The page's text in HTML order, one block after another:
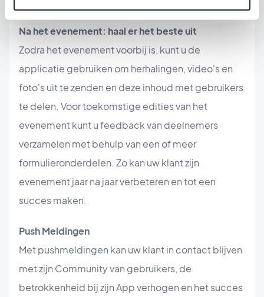
Na het evenement: haal er het beste uit
Zodra het evenement voorbij is, kunt u de
applicatie gebruiken om herhalingen, video's en
foto's uit te zenden en deze inhoud met gebruikers
te delen. Voor toekomstige edities van het
evenement kunt u feedback van deelnemers
verzamelen met behulp van een of meer
formulieronderdelen. Zo kan uw klant zijn
evenement jaar na jaar verbeteren en tot een
succes maken.
Push Meldingen
Met pushmeldingen kan uw klant in contact blijven
met zijn Community van gebruikers, de
betrokkenheid bij zijn App verhogen en het succes